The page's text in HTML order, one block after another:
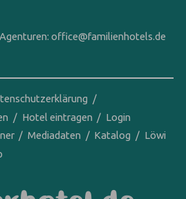
office@familienhotels.de
Hotel eintragen
Login
Mediadaten Katalog
Löwi